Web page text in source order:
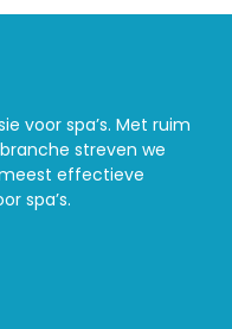
voor spa’s. Met ruim
streven we
effectieve
spa’s.